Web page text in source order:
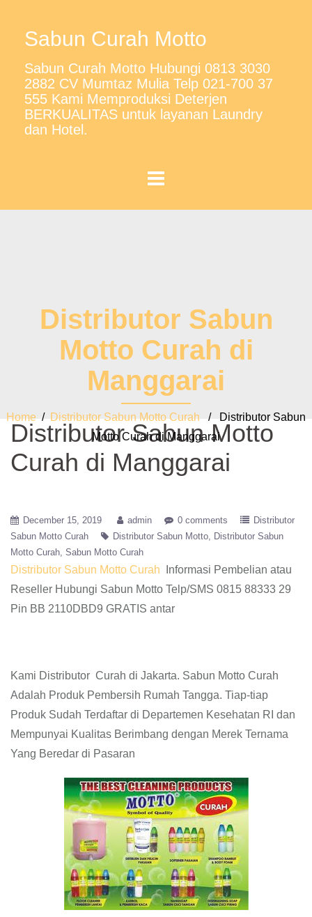
Sabun Curah Motto
Sabun Curah Motto Hubungi 0813 3030
2882 CV Mumtaz Mulia Telp 021-700 37
555 Kami Memproduksi Deterjen
BERKUALITAS untuk layanan Laundry
dan Hotel.
Distributor Sabun
Motto Curah di
Manggarai
Home / Distributor Sabun Motto Curah / Distributor Sabun
Motto Curah di Manggarai
Distributor Sabun Motto
Curah di Manggarai
December 15, 2019 admin 0 comments
Distributor
Sabun Motto Curah
Distributor Sabun Motto
Distributor Sabun
Motto Curah Sabun Motto Curah
Distributor Sabun Motto Curah
Informasi Pembelian atau
Reseller Hubungi Sabun Motto Telp/SMS 0815 88333 29
Pin BB 2110DBD9 GRATIS antar
Kami Distributor Curah di Jakarta. Sabun Motto Curah
Adalah Produk Pembersih Rumah Tangga. Tiap-tiap
Produk Sudah Terdaftar di Departemen Kesehatan RI dan
Mempunyai Kualitas Berimbang dengan Merek Ternama
Yang Beredar di Pasaran